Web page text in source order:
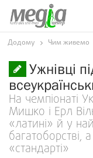
Додому Чим живемо
Ужнівці
На чемпіонаті
Мишко і Ерл
«латині» й у
багатоборстві,
«стандарті»